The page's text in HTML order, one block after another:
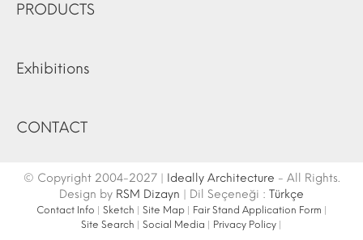
PRODUCTS
Exhibitions
CONTACT
© Copyright 2004-2027 | Ideally Architecture - All Rights.
Design by RSM Dizayn | Dil Seçeneği : Türkçe
Contact Info Sketch Site Map| Fair Stand Application Form
Site Search
Social Media Privacy Policy